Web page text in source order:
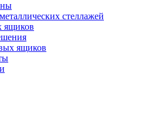
стеллажей
ящиков
ящиков